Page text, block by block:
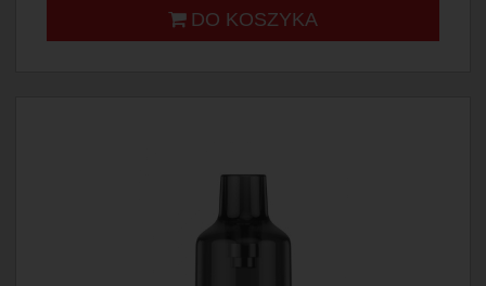
DO KOSZYKA